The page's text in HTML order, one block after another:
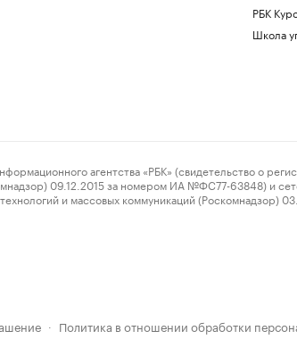
РБК
Школа
агентства «РБК» (свидетельство о
09.12.2015 за номером ИА №ФС77-63848) и
и массовых коммуникаций
· Политика в отношении обработки